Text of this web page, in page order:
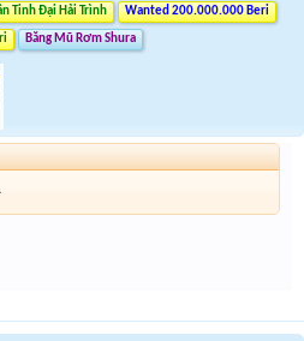
Tinh Đại Hải Trình Wanted 200.000.000 Beri
Băng Mũ Rơm Shura